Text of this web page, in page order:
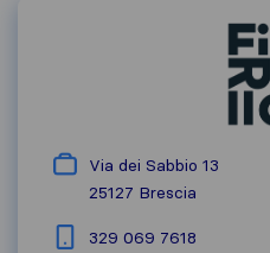
Via dei Sabbio 13
25127 Brescia
329 069 7618